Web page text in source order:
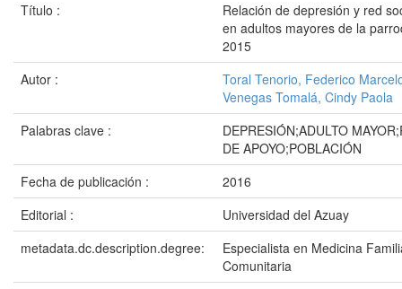
Título :
Relación de depresión y red
en adultos mayores de la
2015
Autor :
Toral Tenorio, Federico
Venegas Tomalá, Cindy Paola
Palabras clave :
DEPRESIÓN;ADULTO
DE APOYO;POBLACIÓN
Fecha de publicación :
2016
Editorial :
Universidad del Azuay
metadata.dc.description.degree:
Especialista en Medicina
Comunitaria